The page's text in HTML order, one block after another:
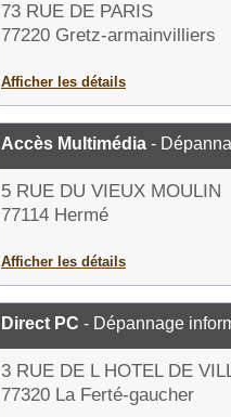
73 RUE DE PARIS
77220 Gretz-armainvilliers
Afficher les détails
Accès Multimédia -
5 RUE DU VIEUX MOULIN
77114 Hermé
Afficher les détails
Direct PC - Dépannage
3 RUE DE L HOTEL DE
77320 La Ferté-gaucher